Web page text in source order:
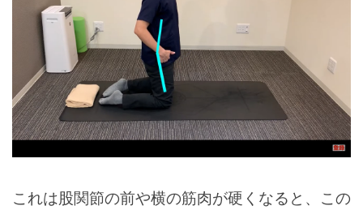
これは股関節の前や横の筋肉が硬くなると、この